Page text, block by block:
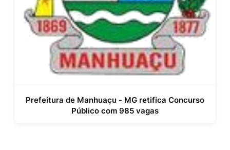
Prefeitura de Manhuaçu - MG retifica Concurso
Público com 985 vagas